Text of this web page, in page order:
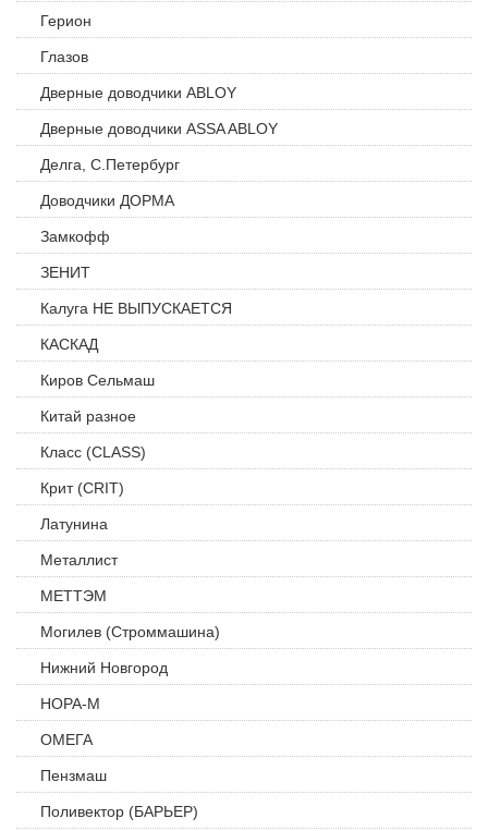
Герион
Глазов
Дверные доводчики ABLOY
Дверные доводчики ASSA ABLOY
Делга, С.Петербург
Доводчики ДОРМА
Замкофф
ЗЕНИТ
Калуга НЕ ВЫПУСКАЕТСЯ
КАСКАД
Киров Сельмаш
Китай разное
Класс (CLASS)
Крит (CRIT)
Латунина
Металлист
МЕТТЭМ
Могилев (Строммашина)
Нижний Новгород
НОРА-М
ОМЕГА
Пензмаш
Поливектор (БАРЬЕР)